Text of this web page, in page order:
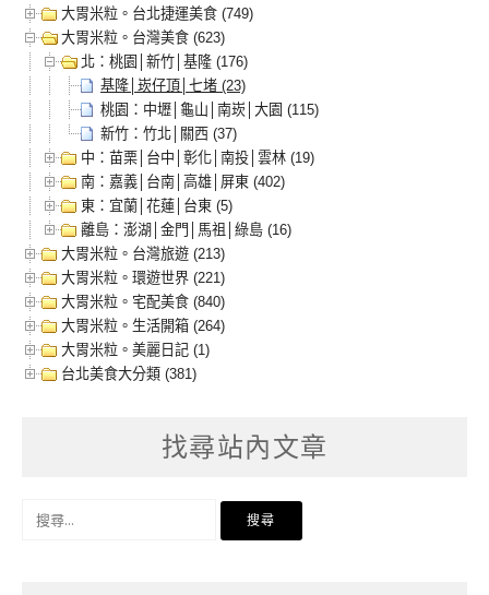
大胃米粒。台北捷運美食 (749)
大胃米粒。台灣美食 (623)
北：桃園│新竹│基隆 (176)
基隆│崁仔頂│七堵 (23)
桃園：中壢│龜山│南崁│大園 (115)
新竹：竹北│關西 (37)
中：苗栗│台中│彰化│南投│雲林 (19)
南：嘉義│台南│高雄│屏東 (402)
東：宜蘭│花蓮│台東 (5)
離島：澎湖│金門│馬祖│綠島 (16)
大胃米粒。台灣旅遊 (213)
大胃米粒。環遊世界 (221)
大胃米粒。宅配美食 (840)
大胃米粒。生活開箱 (264)
大胃米粒。美麗日記 (1)
台北美食大分類 (381)
找尋站內文章